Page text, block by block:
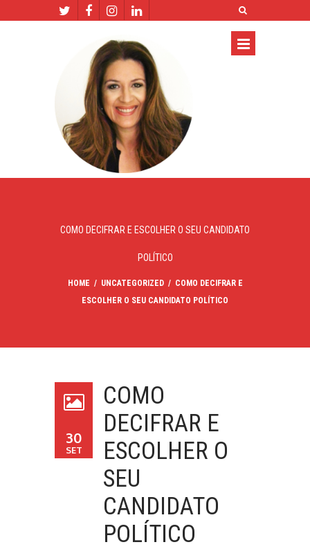
COMO DECIFRAR E ESCOLHER O SEU CANDIDATO
POLÍTICO
HOME / UNCATEGORIZED / COMO DECIFRAR E
ESCOLHER O SEU CANDIDATO POLÍTICO
30
SET
COMO
DECIFRAR E
ESCOLHER O
SEU
CANDIDATO
POLÍTICO